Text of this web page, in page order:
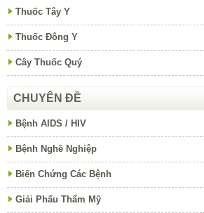
Thuốc Tây Y
Thuốc Đông Y
Cây Thuốc Quý
CHUYÊN ĐỀ
Bệnh AIDS / HIV
Bệnh Nghề Nghiệp
Biến Chứng Các Bệnh
Giải Phẩu Thẩm Mỹ